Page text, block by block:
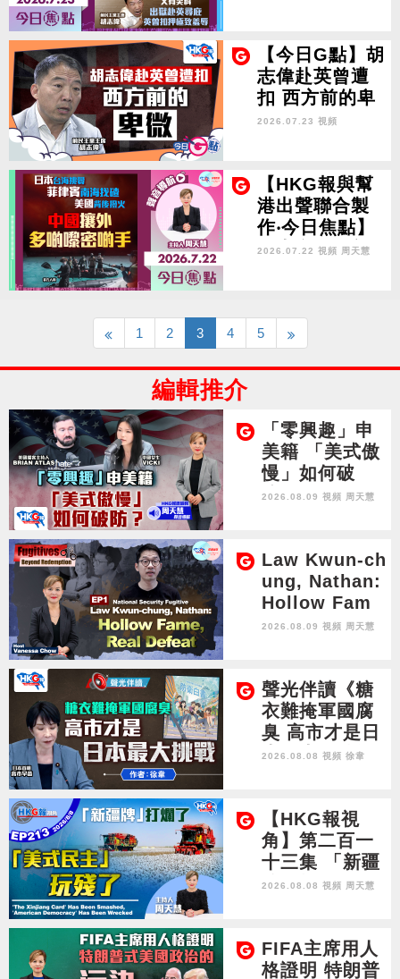
又有笑料 出獄
赴英尋庇 英曾
扣押極致羞辱
【今日G點】胡
志偉赴英曾遭
扣 西方前的卑
微
2026.07.23 視頻
【HKG報與幫
港出聲聯合製
作‧今日焦點】
日本台海挑釁
啲嚟密啲手
2026.07.22 視頻 周天慧
1 2 3 4 5
編輯推介
「零興趣」申
美籍 「美式傲
慢」如何破
防？
2026.08.09 視頻 周天慧
Law Kwun-ch
ung, Nathan:
Hollow Fam
e, Real Defea
2026.08.09 視頻 周天慧
聲光伴讀《糖
衣難掩軍國腐
臭 高市才是日
本最大挑戰》
2026.08.08 視頻 徐韋
【HKG報視
角】第二百一
十三集 「新疆
牌」打爛了
2026.08.08 視頻 周天慧
FIFA主席用人
格證明 特朗普